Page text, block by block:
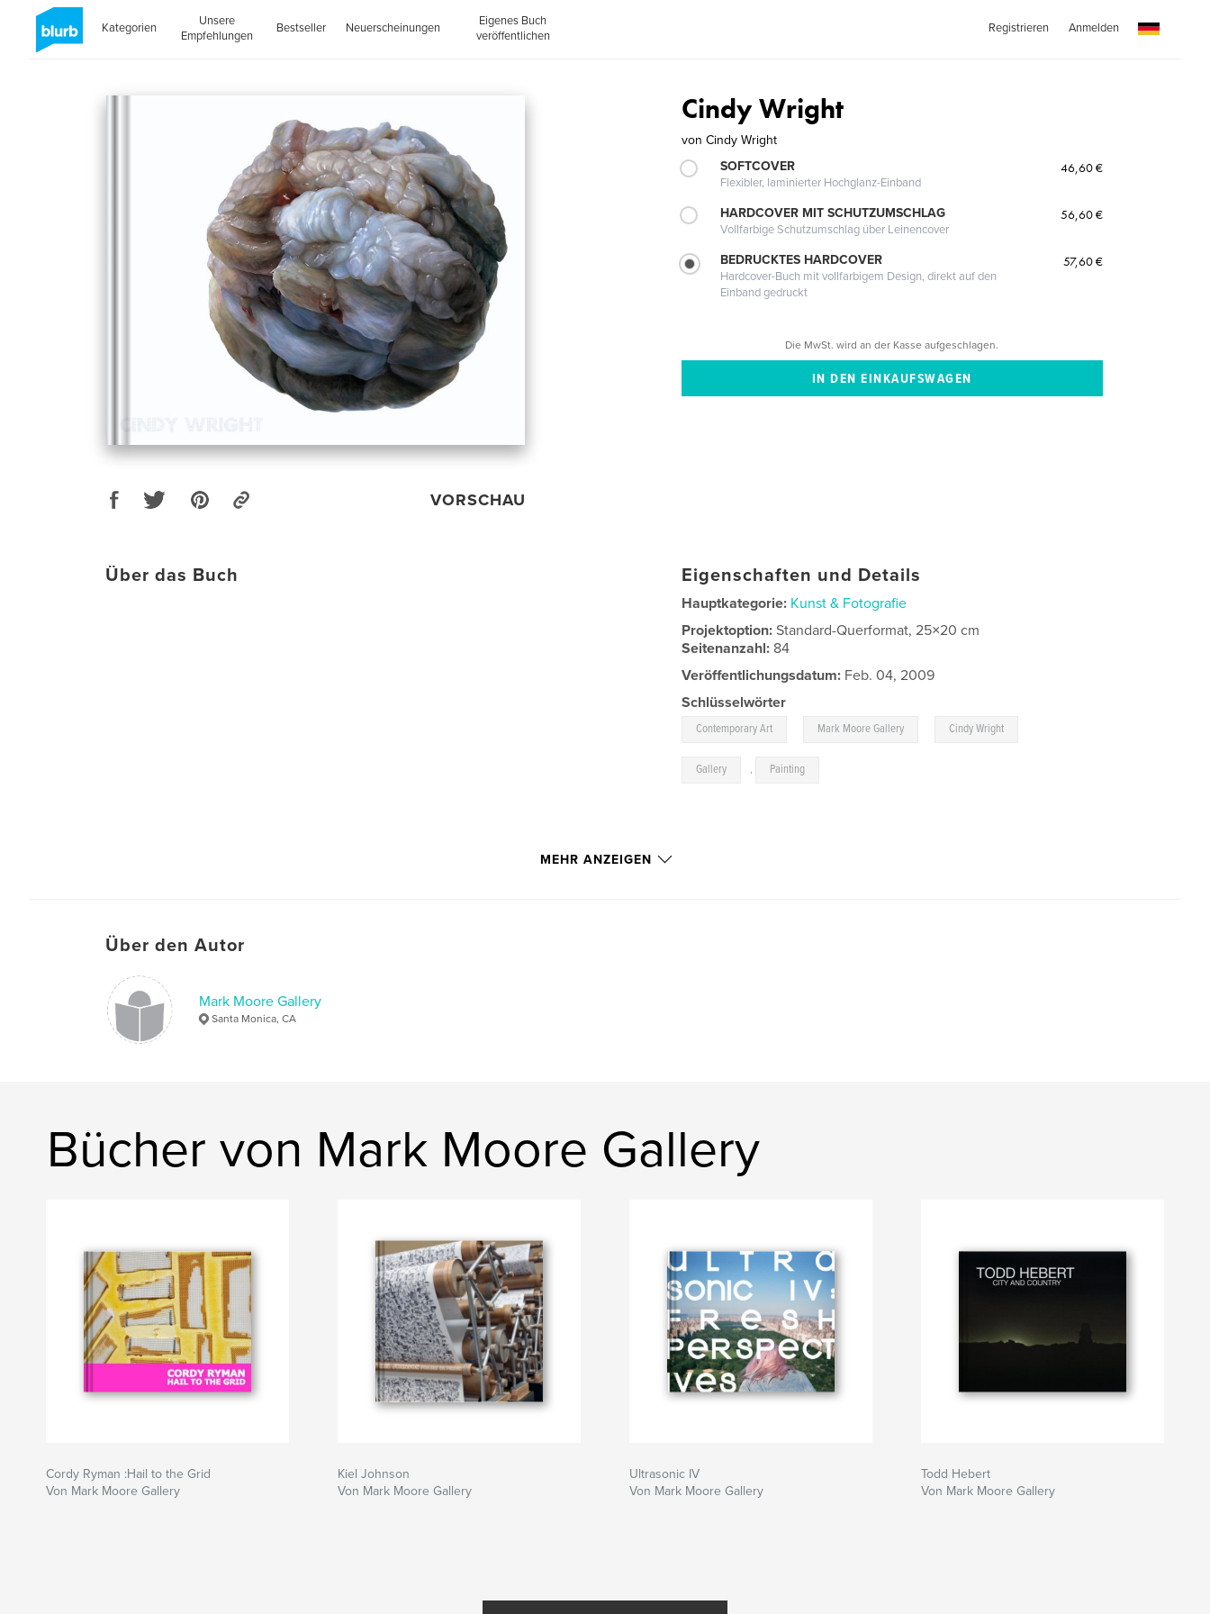
Kategorien
Unsere
Empfehlungen
Bestseller Neuerscheinungen
Eigenes Buch
veröffentlichen
Registrieren Anmelden
VORSCHAU
Cindy Wright
von Cindy Wright
SOFTCOVER
Flexibler, laminierter Hochglanz-Einband
46,60 €
HARDCOVER MIT SCHUTZUMSCHLAG
Vollfarbige Schutzumschlag über Leinencover
56,60 €
BEDRUCKTES HARDCOVER
Hardcover-Buch mit vollfarbigem Design, direkt auf den
Einband gedruckt
57,60 €
Die MwSt. wird an der Kasse aufgeschlagen.
Über das Buch Eigenschaften und Details
Hauptkategorie: Kunst & Fotografie
Projektoption:Standard-Querformat, 25×20 cm
Seitenanzahl: 84
Veröffentlichungsdatum: Feb. 04, 2009
Schlüsselwörter
Contemporary Art Mark Moore Gallery Cindy Wright
Gallery , Painting
MEHR ANZEIGEN
Über den Autor
Mark Moore Gallery
Santa Monica, CA
Bücher von Mark Moore Gallery
Cordy Ryman :Hail to the Grid
Von Mark Moore Gallery
Kiel Johnson
Von Mark Moore Gallery
Ultrasonic IV
Von Mark Moore Gallery
Todd Hebert
Von Mark Moore Gallery